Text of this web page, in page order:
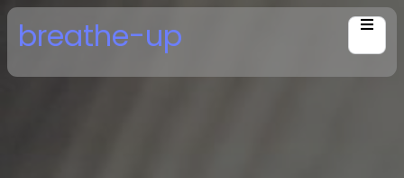
Skip
content
breathe-up